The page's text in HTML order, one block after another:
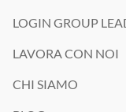
LOGIN GROUP
LAVORA CON NOI
CHI SIAMO